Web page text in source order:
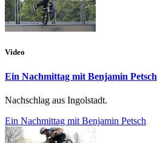
Video
Ein Nachmittag mit Benjamin Petsch
Nachschlag aus Ingolstadt.
Ein Nachmittag mit Benjamin Petsch